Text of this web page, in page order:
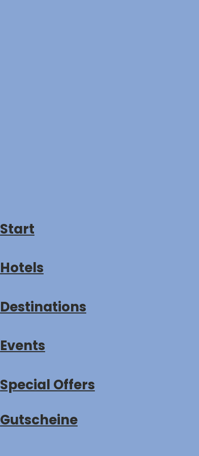
Start
Hotels
Destinations
Events
Special Offers
Gutscheine